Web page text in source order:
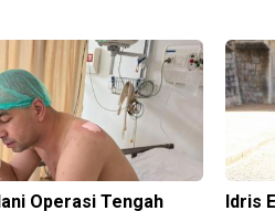
Operasi Tengah
Idris